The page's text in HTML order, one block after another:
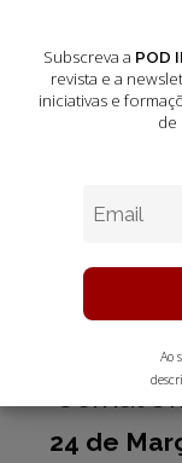
Jornal
24 de
Subscreva a POD
revista e a
iniciativas e
de
Ao